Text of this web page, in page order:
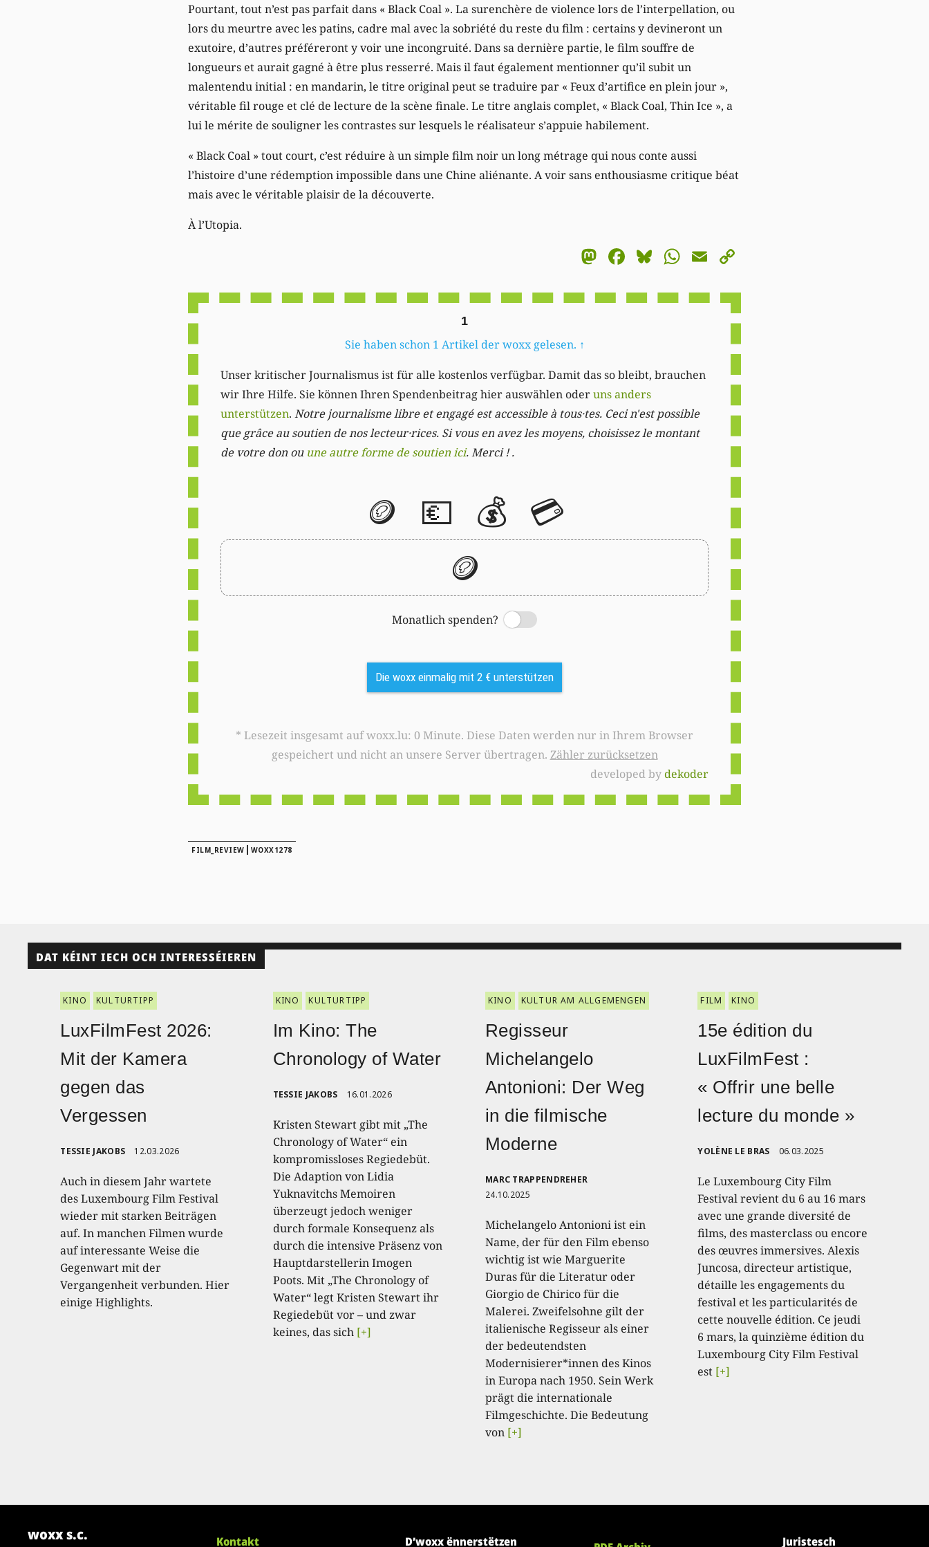
Pourtant, tout n’est pas parfait dans « Black Coal ». La surenchère de violence lors de l’interpellation, ou
lors du meurtre avec les patins, cadre mal avec la sobriété du reste du film : certains y devineront un
exutoire, d’autres préféreront y voir une incongruité. Dans sa dernière partie, le film souffre de
longueurs et aurait gagné à être plus resserré. Mais il faut également mentionner qu’il subit un
malentendu initial : en mandarin, le titre original peut se traduire par « Feux d’artifice en plein jour »,
véritable fil rouge et clé de lecture de la scène finale. Le titre anglais complet, « Black Coal, Thin Ice », a
lui le mérite de souligner les contrastes sur lesquels le réalisateur s’appuie habilement.
« Black Coal » tout court, c’est réduire à un simple film noir un long métrage qui nous conte aussi
l’histoire d’une rédemption impossible dans une Chine aliénante. A voir sans enthousiasme critique béat
mais avec le véritable plaisir de la découverte.
À l’Utopia.
Mastodon
Facebook
Bluesky
WhatsApp
Email
1
Sie haben schon 1 Artikel der woxx gelesen. ↑
Unser kritischer Journalismus ist für alle kostenlos verfügbar. Damit das so bleibt, brauchen
wir Ihre Hilfe. Sie können Ihren Spendenbeitrag hier auswählen oderuns anders
unterstützen. Notre journalisme libre et engagé est accessible à tous·tes. Ceci n'est possible
que grâce au soutien de nos lecteur·rices. Si vous en avez les moyens, choisissez le montant
de votre don ou une autre forme de soutien ici. Merci ! .
🪙 💶 💰 💳
🪙
Monatlich spenden?
Switch
Die woxx einmalig mit 2 € unterstützen
* Lesezeit insgesamt auf woxx.lu: 0 Minute. Diese Daten werden nur in Ihrem Browser
gespeichert und nicht an unsere Server übertragen. Zähler zurücksetzen
developed bydekoder
FILM_REVIEW | WOXX1278
DAT KÉINT IECH OCH INTERESSÉIEREN
KINO KULTURTIPP
LuxFilmFest 2026:
Mit der Kamera
gegen das
Vergessen
TESSIE JAKOBS 12.03.2026
Auch in diesem Jahr wartete
des Luxembourg Film Festival
wieder mit starken Beiträgen
auf. In manchen Filmen wurde
auf interessante Weise die
Gegenwart mit der
Vergangenheit verbunden. Hier
einige Highlights.
KINO KULTURTIPP
Im Kino: The
Chronology of Water
TESSIE JAKOBS 16.01.2026
Kristen Stewart gibt mit „The
Chronology of Water“ ein
kompromissloses Regiedebüt.
Die Adaption von Lidia
Yuknavitchs Memoiren
überzeugt jedoch weniger
durch formale Konsequenz als
durch die intensive Präsenz von
Hauptdarstellerin Imogen
Poots. Mit „The Chronology of
Water“ legt Kristen Stewart ihr
Regiedebüt vor – und zwar
keines, das sich [+]
KINO KULTUR AM ALLGEMENGEN
Regisseur
Michelangelo
Antonioni: Der Weg
in die filmische
Moderne
MARC TRAPPENDREHER
24.10.2025
Michelangelo Antonioni ist ein
Name, der für den Film ebenso
wichtig ist wie Marguerite
Duras für die Literatur oder
Giorgio de Chirico für die
Malerei. Zweifelsohne gilt der
italienische Regisseur als einer
der bedeutendsten
Modernisierer*innen des Kinos
in Europa nach 1950. Sein Werk
prägt die internationale
Filmgeschichte. Die Bedeutung
von [+]
FILM KINO
15e édition du
LuxFilmFest :
« Offrir une belle
lecture du monde »
YOLÈNE LE BRAS 06.03.2025
Le Luxembourg City Film
Festival revient du 6 au 16 mars
avec une grande diversité de
films, des masterclass ou encore
des œuvres immersives. Alexis
Juncosa, directeur artistique,
détaille les engagements du
festival et les particularités de
cette nouvelle édition. Ce jeudi
6 mars, la quinzième édition du
Luxembourg City Film Festival
est [+]
woxx s.c. Kontakt D’woxx ënnerstëtzen Juristesch